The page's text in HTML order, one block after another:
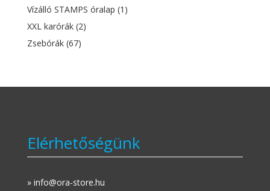
Vízálló STAMPS óralap (1)
XXL karórák (2)
Zsebórák (67)
Elérhetőségünk
» info@ora-store.hu